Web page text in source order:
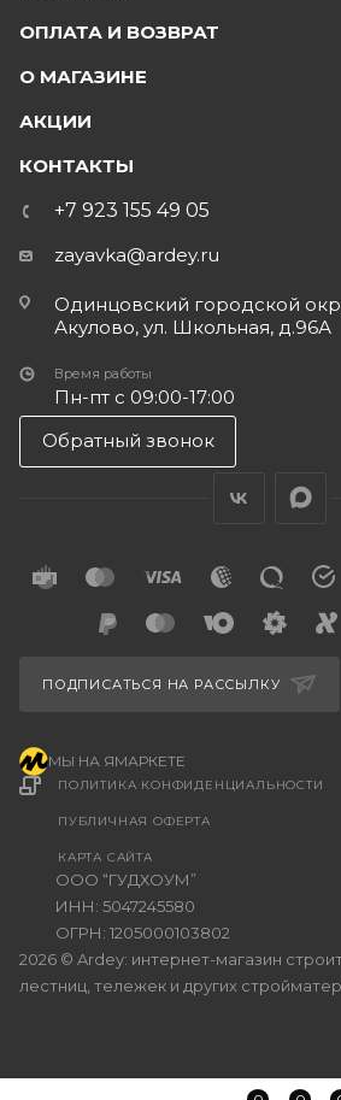
ОПЛАТА И ВОЗВРАТ
О МАГАЗИНЕ
АКЦИИ
КОНТАКТЫ
+7 923 155 49 05
zayavka@ardey.ru
Одинцовский городской
Акулово, ул. Школьная, д.96А
Время работы
Пн-пт с 09:00-17:00
Обратный звонок
2026 © Ardey: интернет-магазин
лестниц, тележек и других
ООО “ГУДХОУМ”
ИНН: 5047245580
ОГРН: 1205000103802
ПОЛИТИКА КОНФИДЕНЦИАЛЬНОСТИ
ПУБЛИЧНАЯ ОФЕРТА
КАРТА САЙТА
ПОДПИСАТЬСЯ НА РАССЫЛКУ
МЫ НА ЯМАРКЕТЕ